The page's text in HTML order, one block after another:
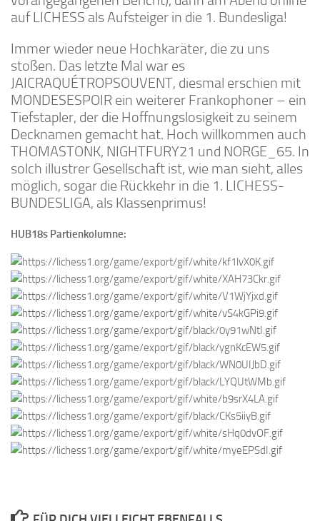
auf LICHESS als Aufsteiger in die 1. Bundesliga!
Immer wieder neue Hochkaräter, die zu uns
stoßen. Das letzte Mal war es
JAICRAQUÉTROPSOUVENT, diesmal erschien mit
MONDESESPOIR ein weiterer Frankophoner – ein
Tiefstapler, der die Hoffnungslosigkeit zu seinem
Decknamen gemacht hat. Hoch willkommen auch
THOMASTONK, NIGHTFURY21 und NORGE_65. In
solch illustrer Gesellschaft ist, wie man sieht, alles
möglich, sogar die Rückkehr in die 1. LICHESS-
BUNDESLIGA, als Klassenprimus!
HUB18s Partienkolumne: